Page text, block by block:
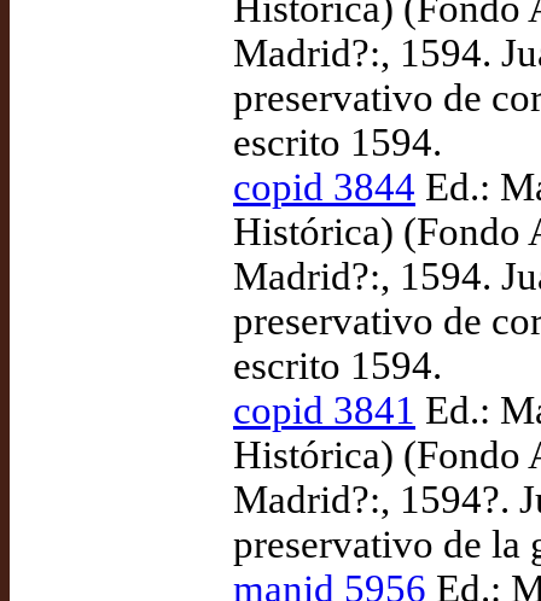
Madrid?:, 1594.
preservativo de
escrito 1594.
copid 3844 Ed.:
Histórica)
Madrid?:, 1594.
preservativo de
escrito 1594.
copid 3841 Ed.:
Histórica)
Madrid?:, 1594?.
preservativo de la
manid 5956 Ed.: